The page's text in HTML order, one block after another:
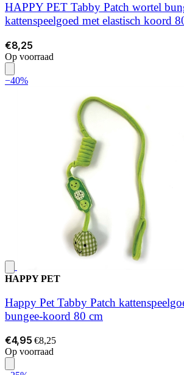
HAPPY PET Tabby Patch wortel
kattenspeelgoed met elastisch koord
€8,25
Op voorraad
−40%
HAPPY PET
Happy Pet Tabby Patch
bungee-koord 80 cm
€4,95 €8,25
Op voorraad